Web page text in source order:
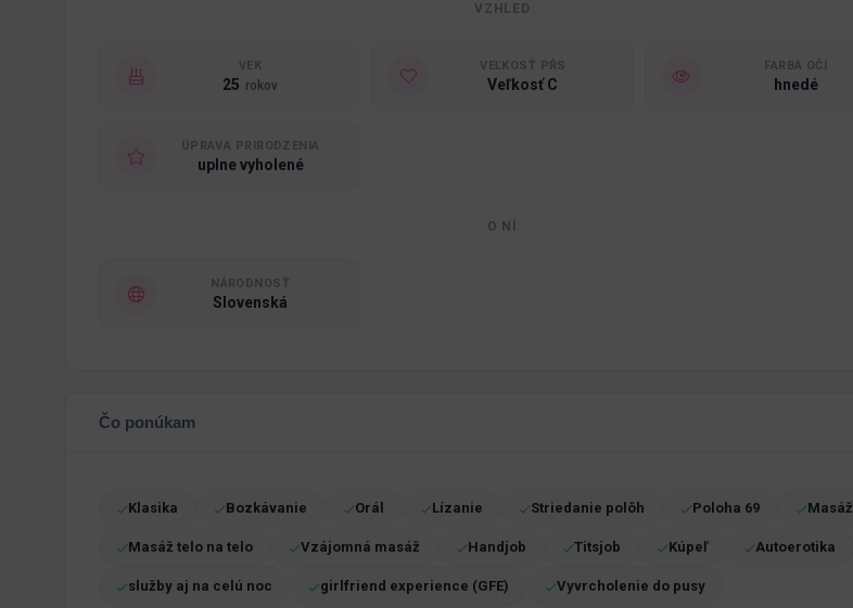
VZHLED
VEK
25 rokov
VEĽKOSŤ PŔS
Veľkosť C
FARBA OČÍ
hnedé
ÚPRAVA PRIRODZENIA
uplne vyholené
O NÍ
NÁRODNOSŤ
Slovenská
Čo ponúkam
Klasika Bozkávanie Orál Lízanie Striedanie polôh Poloha 69 Masáž
Masáž telo na telo Vzájomná masáž Handjob Titsjob Kúpeľ Autoerotika
služby aj na celú noc girlfriend experience (GFE) Vyvrcholenie do pusy